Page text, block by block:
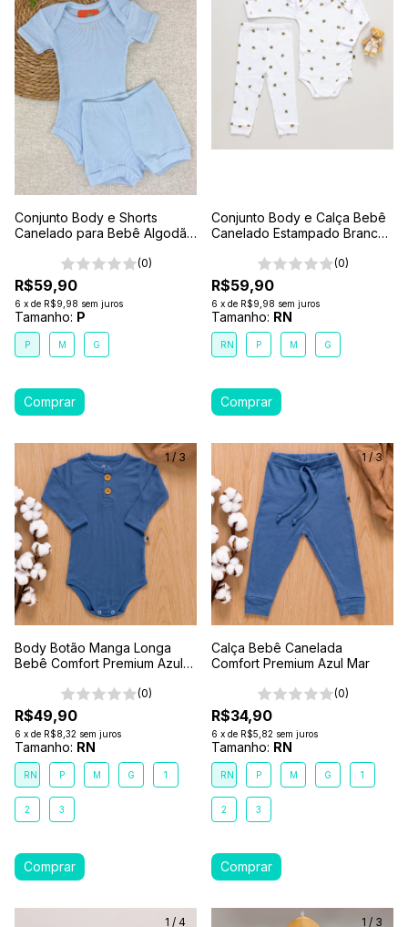
Conjunto Body e Shorts
Canelado para Bebê Algodão
(0)
R$59,90
6 x de R$9,98 sem juros
Tamanho: P
P M G
Conjunto Body e Calça Bebê
Canelado Estampado Branco-
(0)
R$59,90
6 x de R$9,98 sem juros
Tamanho: RN
RN P M G
1/ 3
Body Botão Manga Longa
Bebê Comfort Premium Azul
(0)
R$49,90
6 x de R$8,32 sem juros
Tamanho: RN
RN P M G 1
2 3
1/3
Calça Bebê Canelada
Comfort Premium Azul Mar
(0)
R$34,90
6 x de R$5,82 sem juros
Tamanho: RN
RN P M G 1
2 3
1 / 4 1 / 3